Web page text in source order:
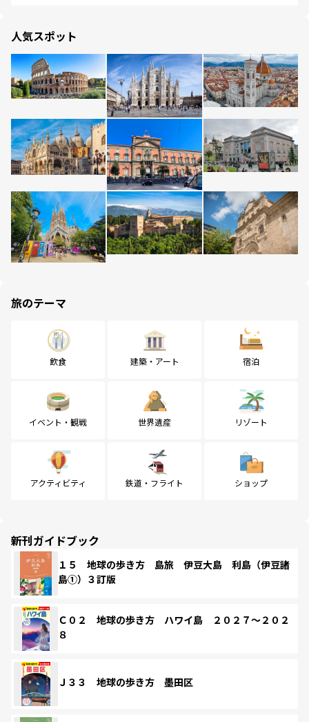
人気スポット
旅のテーマ
飲食 建築・アート 宿泊
イベント・観戦 世界遺産 リゾート
アクティビティ 鉄道・フライト ショップ
新刊ガイドブック
１５ 地球の歩き方 島旅 伊豆大島 利島（伊豆諸
島①）３訂版
Ｃ０２ 地球の歩き方 ハワイ島 ２０２７～２０２
８
Ｊ３３ 地球の歩き方 墨田区